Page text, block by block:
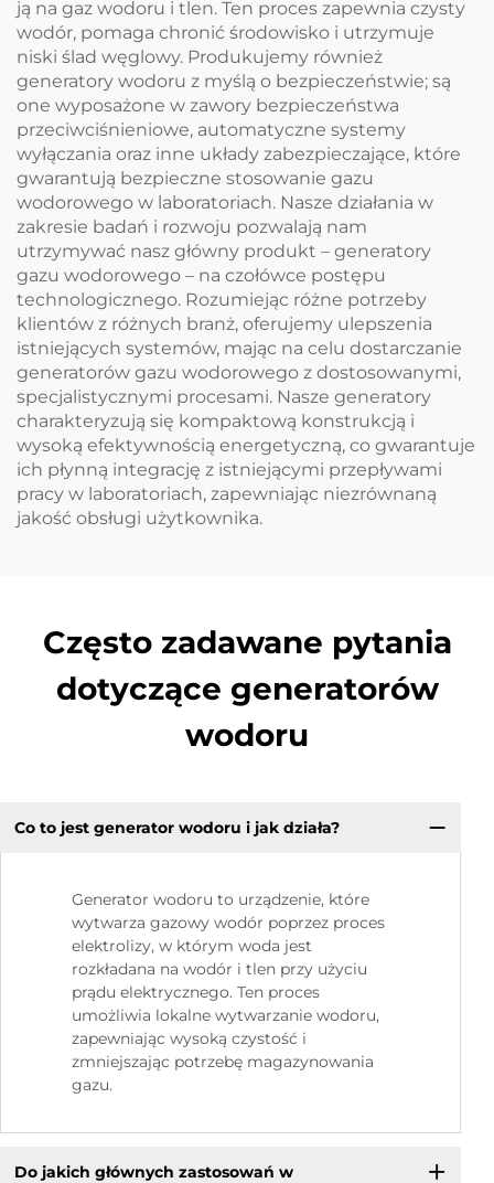
ją na gaz wodoru i tlen. Ten proces zapewnia czysty
wodór, pomaga chronić środowisko i utrzymuje
niski ślad węglowy. Produkujemy również
generatory wodoru z myślą o bezpieczeństwie; są
one wyposażone w zawory bezpieczeństwa
przeciwciśnieniowe, automatyczne systemy
wyłączania oraz inne układy zabezpieczające, które
gwarantują bezpieczne stosowanie gazu
wodorowego w laboratoriach. Nasze działania w
zakresie badań i rozwoju pozwalają nam
utrzymywać nasz główny produkt – generatory
gazu wodorowego – na czołówce postępu
technologicznego. Rozumiejąc różne potrzeby
klientów z różnych branż, oferujemy ulepszenia
istniejących systemów, mając na celu dostarczanie
generatorów gazu wodorowego z dostosowanymi,
specjalistycznymi procesami. Nasze generatory
charakteryzują się kompaktową konstrukcją i
wysoką efektywnością energetyczną, co gwarantuje
ich płynną integrację z istniejącymi przepływami
pracy w laboratoriach, zapewniając niezrównaną
jakość obsługi użytkownika.
Często zadawane pytania
dotyczące generatorów
wodoru
Co to jest generator wodoru i jak działa?
Generator wodoru to urządzenie, które
wytwarza gazowy wodór poprzez proces
elektrolizy, w którym woda jest
rozkładana na wodór i tlen przy użyciu
prądu elektrycznego. Ten proces
umożliwia lokalne wytwarzanie wodoru,
zapewniając wysoką czystość i
zmniejszając potrzebę magazynowania
gazu.
Do jakich głównych zastosowań w